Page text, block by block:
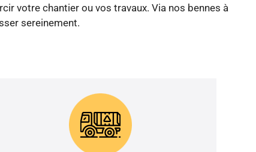
votre chantier ou vos travaux. Via nos bennes à
sereinement.